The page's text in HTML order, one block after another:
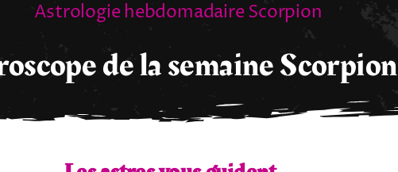
Astrologie hebdomadaire Scorpion
de la semaine Scorpion